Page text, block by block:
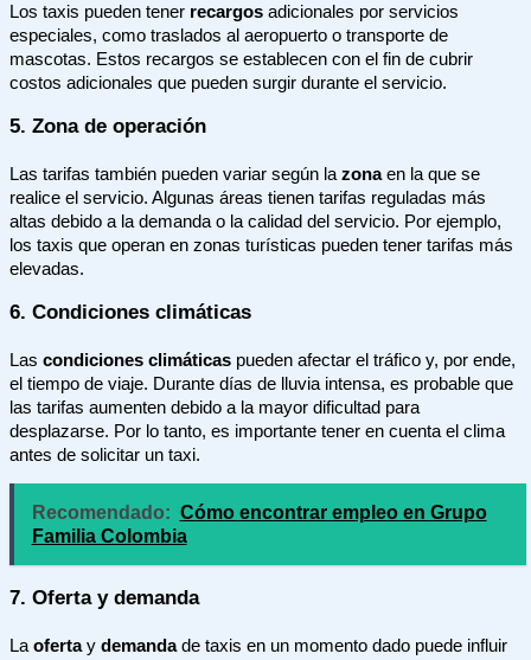
Los taxis pueden tener recargos adicionales por servicios
especiales, como traslados al aeropuerto o transporte de
mascotas. Estos recargos se establecen con el fin de cubrir
costos adicionales que pueden surgir durante el servicio.
5. Zona de operación
Las tarifas también pueden variar según la zonaen la que se
realice el servicio. Algunas áreas tienen tarifas reguladas más
altas debido a la demanda o la calidad del servicio. Por ejemplo,
los taxis que operan en zonas turísticas pueden tener tarifas más
elevadas.
6. Condiciones climáticas
Las condiciones climáticas pueden afectar el tráfico y, por ende,
el tiempo de viaje. Durante días de lluvia intensa, es probable que
las tarifas aumenten debido a la mayor dificultad para
desplazarse. Por lo tanto, es importante tener en cuenta el clima
antes de solicitar un taxi.
Recomendado: Cómo encontrar empleo en Grupo
Familia Colombia
7. Oferta y demanda
La ofertay demandade taxis en un momento dado puede influir